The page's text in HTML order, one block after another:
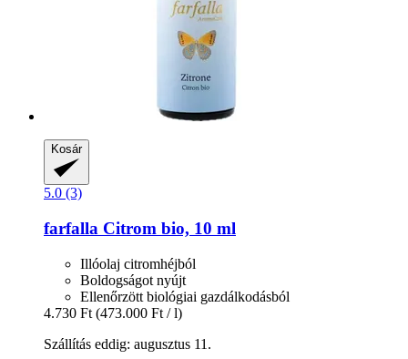
Kosár
5.0 (3)
farfalla Citrom bio, 10 ml
Illóolaj citromhéjból
Boldogságot nyújt
Ellenőrzött biológiai gazdálkodásból
4.730 Ft (473.000 Ft / l)
Szállítás eddig: augusztus 11.